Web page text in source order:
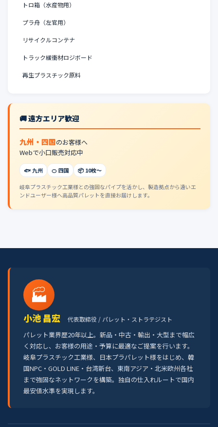
トロ箱（水産物用）
プラ舟（左官用）
リサイクルコンテナ
トラック緩衝材ロジボード
再生プラスチック原料
🚚 遠方エリア歓迎
九州・四国のお客様へ
Webで小口販売対応中
🐟 九州 🍊 四国 📦 10枚〜
岐阜プラスチック工業様との強固なパイプを活かし、製造拠点から遠いエ
ンドユーザー様へ高品質パレットを直接お届けします。
🏭
小池 昌宏 代表取締役 / パレット・ストラテジスト
パレット業界歴20年以上。新品・中古・輸出・大型まで幅広
く対応し、お客様の用途・予算に最適なご提案を行います。
岐阜プラスチック工業様、日本プラパレット様をはじめ、韓
国NPC・GOLD LINE・台湾新台、東南アジア・北米欧州各社
まで強固なネットワークを構築。独自の仕入れルートで国内
最安値水準を実現します。